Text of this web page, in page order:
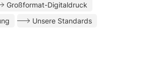
Großformat-Digitaldruck
Unsere Standards